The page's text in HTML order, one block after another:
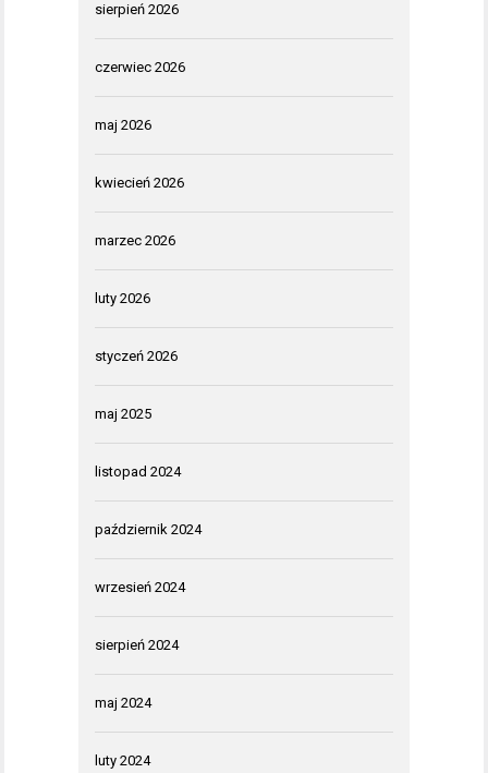
sierpień 2026
czerwiec 2026
maj 2026
kwiecień 2026
marzec 2026
luty 2026
styczeń 2026
maj 2025
listopad 2024
październik 2024
wrzesień 2024
sierpień 2024
maj 2024
luty 2024